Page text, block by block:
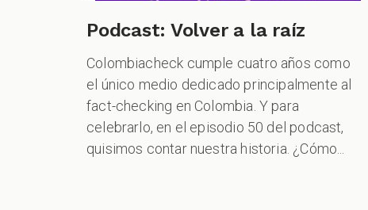
Podcast: Volver a la raíz
Colombiacheck cumple cuatro años como
el único medio dedicado principalmente al
fact-checking en Colombia. Y para
celebrarlo, en el episodio 50 del podcast,
quisimos contar nuestra historia. ¿Cómo...